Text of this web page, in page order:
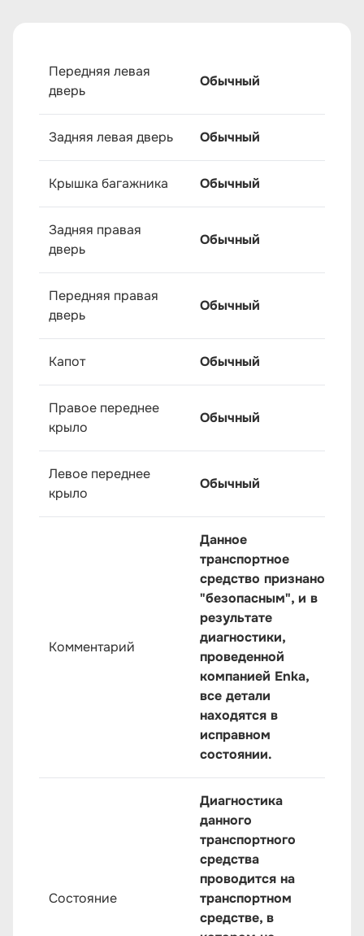
Передняя левая
дверь
Обычный
Задняя левая дверь Обычный
Крышка багажника Обычный
Задняя правая
дверь
Обычный
Передняя правая
дверь
Обычный
Капот Обычный
Правое переднее
крыло
Обычный
Левое переднее
крыло
Обычный
Комментарий
Данное
транспортное
средство признано
"безопасным", и в
результате
диагностики,
проведенной
компанией Enka,
все детали
находятся в
исправном
состоянии.
Состояние
Диагностика
данного
транспортного
средства
проводится на
транспортном
средстве, в